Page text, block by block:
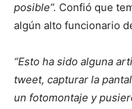
posible”. Confió que
algún alto funcionario
“Esto ha sido alguna
tweet, capturar la
un fotomontaje y